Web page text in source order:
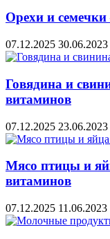
Орехи и
07.12.2025 30.06.2023
Говядина и
витаминов
07.12.2025 23.06.2023
Мясо птицы и
витаминов
07.12.2025 11.06.2023